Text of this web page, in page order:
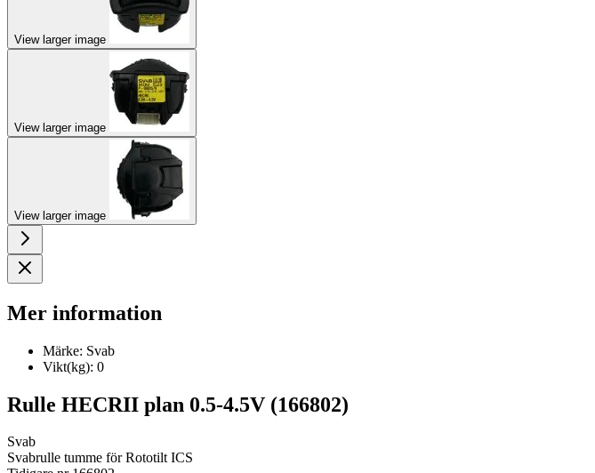
View larger image
View larger image
View larger image
Mer information
Märke: Svab
Vikt(kg): 0
Rulle HECRII plan 0.5-4.5V (166802)
Svab
Svabrulle tumme för Rototilt ICS